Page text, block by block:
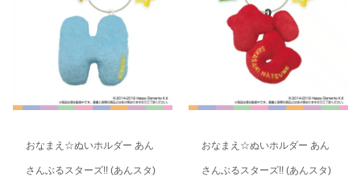
おなまえ☆ぬいホルダー あん
さんぶるスターズ!! (あんスタ)
おなまえ☆ぬいホルダー あん
さんぶるスターズ!! (あんスタ)